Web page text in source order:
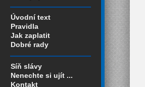
Úvodní text
Pravidla
Jak zaplatit
Dobré rady
Síň slávy
Nenechte si ujít ...
Kontakt